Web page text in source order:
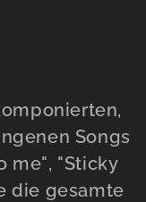
Songs
me", "Sticky
die gesamte